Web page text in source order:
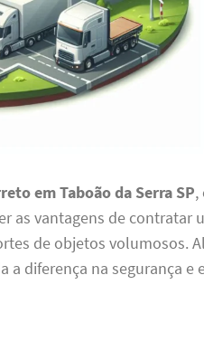
em Taboão da Serra SP,
as vantagens de contratar
de objetos volumosos.
diferença na segurança e